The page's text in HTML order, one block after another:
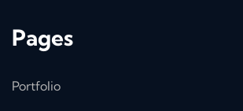
Pages
Portfolio